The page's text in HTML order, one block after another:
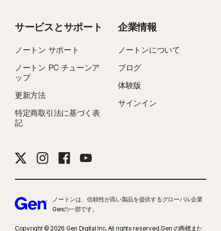
サービスとサポート
ノートン サポート
ノートン PC チューンア
ップ
更新方法
特定商取引法に基づく表
記
企業情報
ノートンについて
ブログ
体験版
サインイン
ノートンは、信頼性が高い製品を提供するグローバル企業
Genの一部です。
Copyright © 2026 Gen Digital Inc. All rights reserved.Gen の商標また